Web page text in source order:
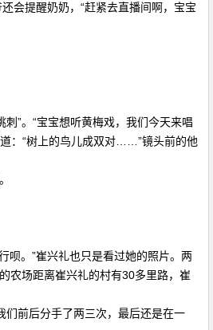
会提醒奶奶，“赶紧去直播间啊，宝宝
”。“宝宝想听黄梅戏，我们今天来唱
：“树上的鸟儿成双对……”镜头前的他
。”崔兴礼也只是看过她的照片。两
农场距离崔兴礼的村有30多里路，崔
前后分手了两三次，最后还是在一